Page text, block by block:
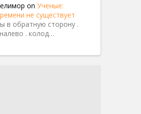
on Ученые:
не существует
в обратную сторону .
. колод…